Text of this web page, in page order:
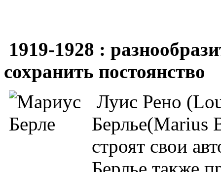
1919-1928 :
сохранить постоянство
Луис Рено
Берлье(Marius
строят свои